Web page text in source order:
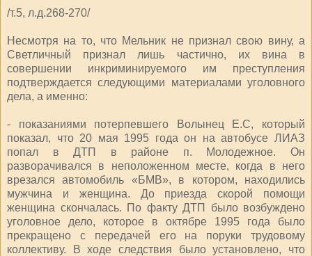
/т.5, л.д.268-270/
Несмотря на то, что Мельник не признал свою вину, а
Светличный признал лишь частично, их вина в
совершении инкриминируемого им преступления
подтверждается следующими материалами уголовного
дела, а именно:
- показаниями потерпевшего Волынец Е.С, который
показал, что 20 мая 1995 года он на автобусе ЛИАЗ
попал в ДТП в районе п. Молодежное. Он
разворачивался в неположенном месте, когда в него
врезался автомобиль «БМВ», в котором, находились
мужчина и женщина. До приезда скорой помощи
женщина скончалась. По факту ДТП было возбуждено
уголовное дело, которое в октябре 1995 года было
прекращено с передачей его на поруки трудовому
коллективу. В ходе следствия было установлено, что